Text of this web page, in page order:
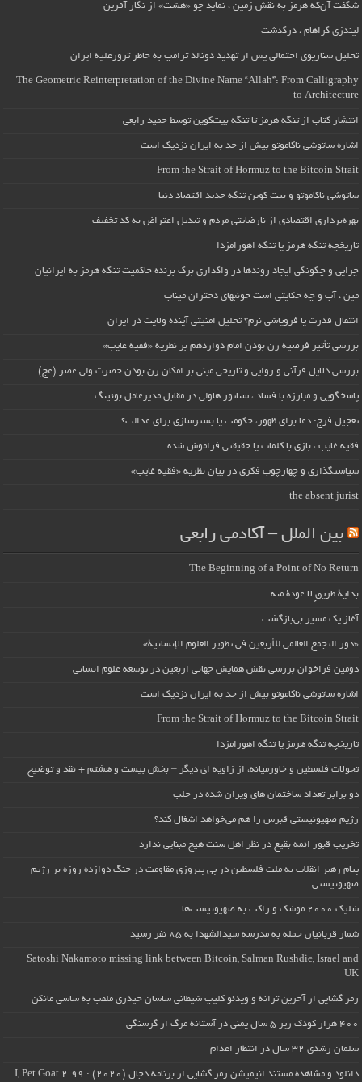
شگفت آن‌که هرمز به نقش زمین ، نماید چو «هشت» از نگار آفرین
لیندزی گراهام ، درگذشت
تحلیل سناریوی احتمالی پس از تهدید دونالد ترامپ به خاطر ترورعلیه ایران
The Geometric Reinterpretation of the Divine Name “Allah”: From Calligraphy
to Architecture
انتشار کتاب از تنگه هرمز تا تنگه بیت‌کوین توسط حمید رابعی
اشاره ساتوشی ناکاموتو بیش از حد به ایران نزدیک است
From the Strait of Hormuz to the Bitcoin Strait
ساتوشی ناکاموتو و بیت کوین تنگه جدید اقتصاد دنیا
بهره‌برداری اقتصادی از نارضایتی مردم و تبدیل اعتراض به کد تخفیف
تاریخچه تنگه هرمز یا تنگه اهورامزدا
چرایی و چگونگی ایجاد روندها در واگذاری برگ برنده حاکمیت تنگه هرمز به ایرانیان
مین ، آب و چه حکایتی است خونبهای دختران میناب
انتقال قدرت یا فروپاشی نرم؟ تحلیل امنیتی آینده ولایت در ایران
بررسی تأثیر فرضیه زن بودن امام دوازدهم بر نظریه «فقیه غایب»
بررسی دلایل قرآنی و روایی و تاریخی مبنی بر امکان زن بودن حضرت ولی عصر (عج)
پاسخگویی و مبارزه با فساد ، سناتور هاولی در مقابل مدیرعامل بوئینگ
تعجیل فرج: دعا برای ظهور، حکومت یا بسترسازی برای عدالت؟
فقیه غایب ، بازی با کلمات یا حقیقتی فراموش شده
سیاستگذاری و چهارچوب فکری در بیان نظریه «فقیه غایب»
the absent jurist
بین الملل – آکادمی رابعی
The Beginning of a Point of No Return
بداية طريقٍ لا عودة منه
آغاز یک مسیر بی‌بازگشت
«دور التجمع العالمي للأربعين في تطوير العلوم الإنسانية».
دومین فراخوان بررسی نقش همایش جهانی اربعین در توسعه علوم انسانی
اشاره ساتوشی ناکاموتو بیش از حد به ایران نزدیک است
From the Strait of Hormuz to the Bitcoin Strait
تاریخچه تنگه هرمز یا تنگه اهورامزدا
تحولات فلسطین و خاورمیانه، از زاویه ای دیگر – بخش بیست و هشتم + نقد و توضیح
دو برابر تعداد ساختمان های ویران شده در حلب
رژیم صهیونیستی قبرس را هم می‌خواهد اشغال کند؟
تخریب قبور ائمه بقیع در نظر اهل سنت هیچ مبنایی ندارد
پیام رهبر انقلاب به ملت فلسطین در پی پیروزی مقاومت در جنگ دوازده روزه بر رژیم
صهیونیستی
شلیک ۲۰۰۰ موشک و راکت به صهیونیست‌ها
شمار قربانیان حمله به مدرسه سیدالشهدا به ۸۵ نفر رسید
Satoshi Nakamoto missing link between Bitcoin, Salman Rushdie, Israel and
UK
رمز گشایی از آخرین ترانه و ویدئو کلیپ شیطانی ساسان حیدری ملقب به ساسی مانکن
۴۰۰ هزار کودک زیر ۵ سال یمنی در آستانه مرگ از گرسنگی
سلمان رشدی ۳۲ سال در انتظار اعدام
دانلود و مشاهده مستند انیمیشن رمز گشایی از برنامه دجال (۲۰۲۰) : I, Pet Goat 2.99